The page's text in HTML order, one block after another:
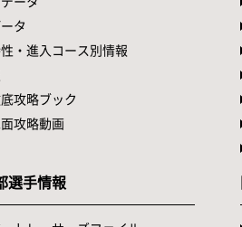
タ
・進入コース別情報
攻略ブック
攻略動画
選手情報